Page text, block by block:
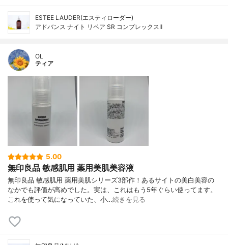
ESTEE LAUDER(エスティローダー)
アドバンス ナイト リペア SR コンプレックスⅡ
OL
ティア
5.00
無印良品 敏感肌用 薬用美肌美容液
無印良品 敏感肌用 薬用美肌シリーズ3部作！あるサイトの美白美容の
なかでも評価が高めでした。実は、これはもう5年ぐらい使ってます。
これを使って気になっていた、小…続きを見る